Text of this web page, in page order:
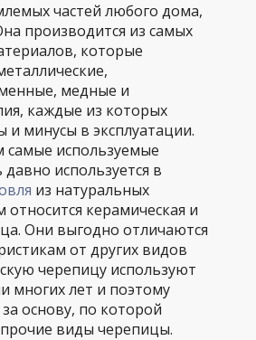
частей любого дома,
производится из самых
которые
медные и
каждые из которых
минусы в эксплуатации.
самые используемые
используется в
из натуральных
керамическая и
Они выгодно отличаются
от других видов
черепицу используют
многих лет и поэтому
основу, по которой
виды черепицы.